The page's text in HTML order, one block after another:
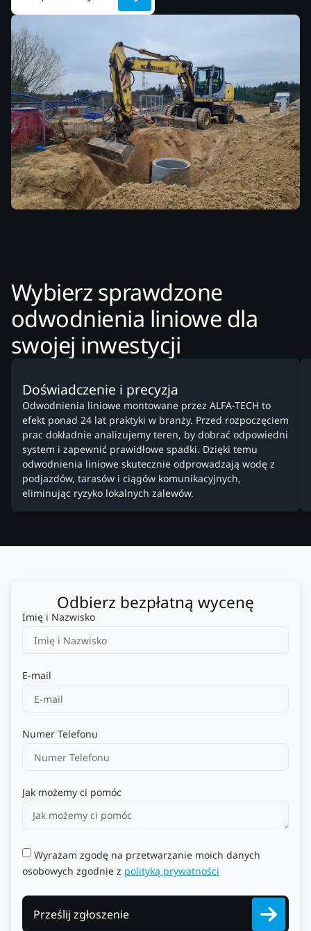
Wybierz sprawdzone
odwodnienia liniowe dla
swojej inwestycji
Doświadczenie i precyzja
Odwodnienia liniowe montowane przez ALFA-TECH to
efekt ponad 24 lat praktyki w branży. Przed rozpoczęciem
prac dokładnie analizujemy teren, by dobrać odpowiedni
system i zapewnić prawidłowe spadki. Dzięki temu
odwodnienia liniowe skutecznie odprowadzają wodę z
podjazdów, tarasów i ciągów komunikacyjnych,
eliminując ryzyko lokalnych zalewów.
Odbierz bezpłatną wycenę
Imię i Nazwisko
E-mail
Numer Telefonu
Jak możemy ci pomóc
Wyrażam zgodę na przetwarzanie moich danych
osobowych zgodnie z polityką prywatności
Prześlij zgłoszenie